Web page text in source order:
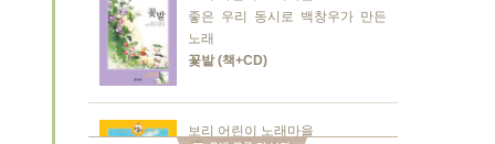
좋은 우리 동시로 백창우가 만든
노래
꽃밭 (책+CD)
보리 어린이 노래마을